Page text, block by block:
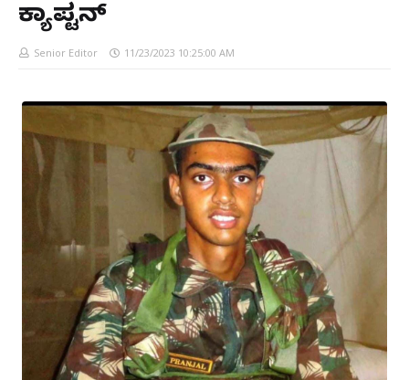
ಕ್ಯಾಪ್ಟನ್
Senior Editor 11/23/2023 10:25:00 AM